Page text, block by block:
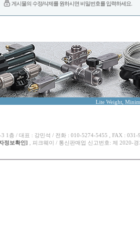
게시물의 수정/삭제를 원하시면 비밀번호를 입력하세요.
Lite Weight,
1층 / 대표 : 강민석 / 전화 : 010-5274-5455 , FAX : 031-
정보확인] , 피크웨이 / 통신판매업 신고번호: 제 2020-